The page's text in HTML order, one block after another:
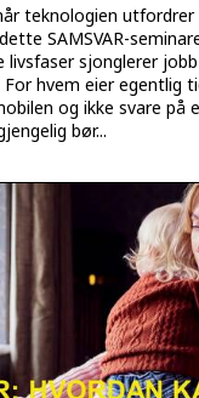
teknologien
SAMSVAR-
livsfaser sjonglerer
hvem eier egentlig
og ikke svare på
bør...